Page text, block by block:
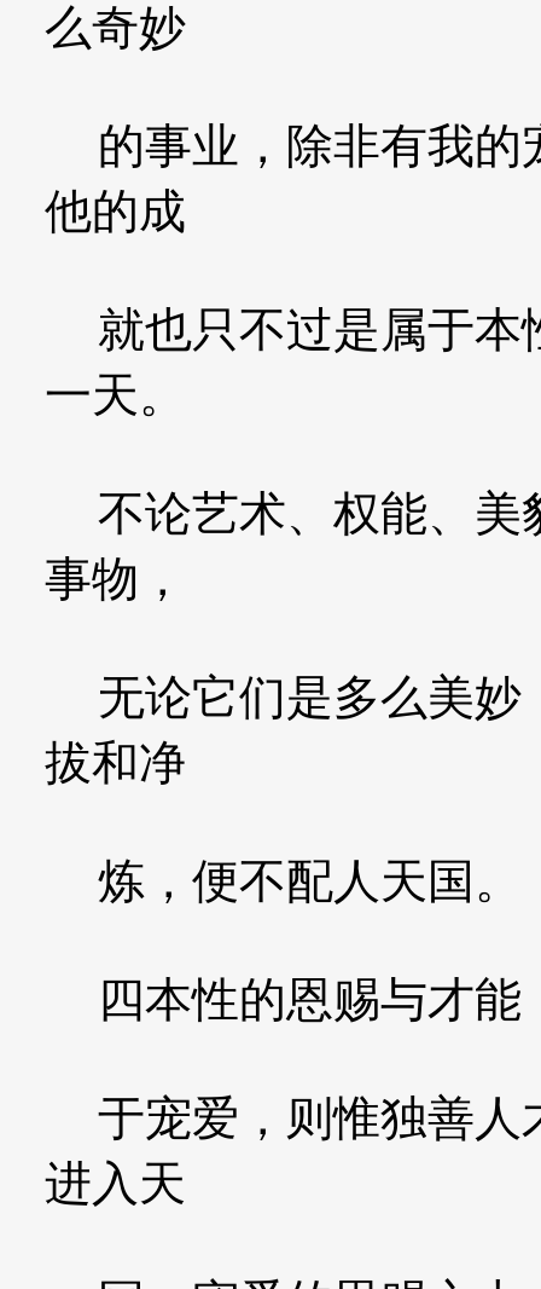
么奇妙
的事业，除非有我的
他的成
就也只不过是属于本
一天。
不论艺术、权能、美
事物，
无论它们是多么美妙
拔和净
炼，便不配人天国。
四本性的恩赐与才能
于宠爱，则惟独善人
进入天